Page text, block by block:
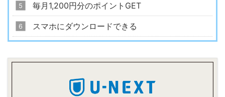
毎月1,200円分のポイントGET
スマホにダウンロードできる